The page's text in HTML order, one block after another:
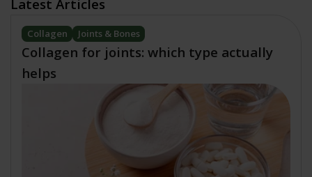
Latest Articles
Collagen Joints & Bones
Collagen for joints: which type actually
helps